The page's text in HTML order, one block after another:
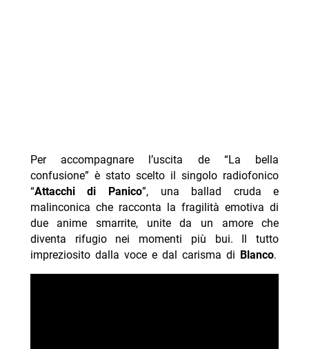
Per accompagnare l’uscita de “La bella
confusione” è stato scelto il singolo radiofonico
“Attacchi di Panico”, una ballad cruda e
malinconica che racconta la fragilità emotiva di
due anime smarrite, unite da un amore che
diventa rifugio nei momenti più bui. Il tutto
impreziosito dalla voce e dal carisma di Blanco.